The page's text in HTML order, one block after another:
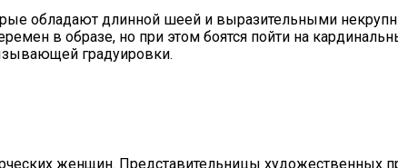
обладают длинной шеей и выразительными
в образе, но при этом боятся пойти на
градуировки.
женщин. Представительницы художественных